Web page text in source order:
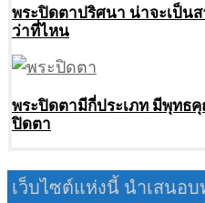
พระปิดตาปริศนา น่าจะเป็น
ว่าที่ไหน
พระปิดตามีกี่ประเภท มีพุทธ
ปิดตา
เว็บไซต์แห่งนี้ นำเสนอ